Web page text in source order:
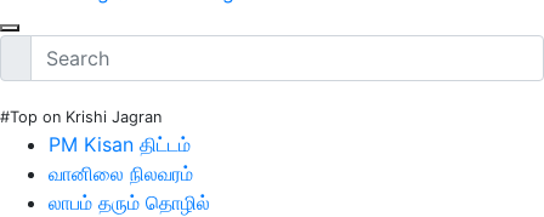
#Top on Krishi Jagran
PM Kisan திட்டம்
வானிலை நிலவரம்
லாபம் தரும் தொழில்